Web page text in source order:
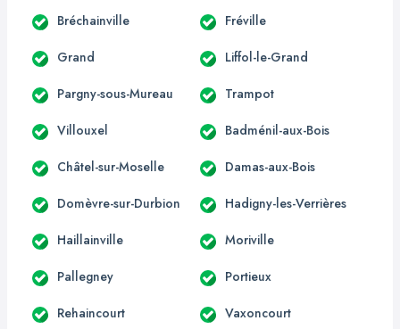
Bréchainville Fréville
Grand Liffol-le-Grand
Pargny-sous-Mureau Trampot
Villouxel Badménil-aux-Bois
Châtel-sur-Moselle Damas-aux-Bois
Domèvre-sur-Durbion Hadigny-les-Verrières
Haillainville Moriville
Pallegney Portieux
Rehaincourt Vaxoncourt